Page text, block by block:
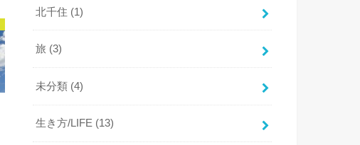
北千住 (1)
旅 (3)
未分類 (4)
生き方/LIFE (13)